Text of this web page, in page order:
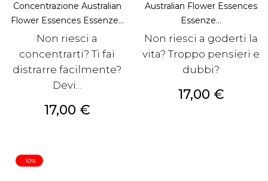
Concentrazione Australian
Flower Essences Essenze...
Non riesci a
concentrarti? Ti fai
distrarre facilmente?
Devi...
Prezzo
17,00 €
Australian Flower Essences
Essenze...
Non riesci a goderti la
vita? Troppo pensieri e
dubbi?
Prezzo
17,00 €
-10%